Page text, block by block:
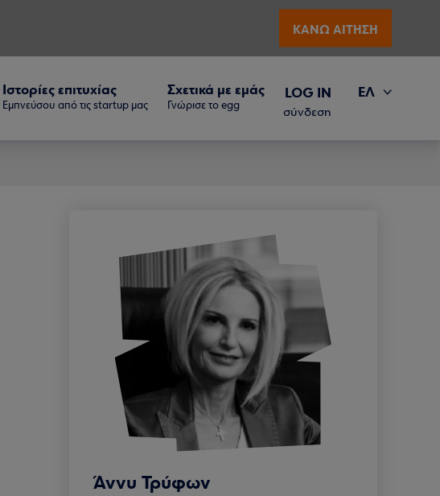
ΚΑΝΩ ΑΙΤΗΣΗ
Ιστορίες επιτυχίας
Εμπνεύσου από τις startup μας
Σχετικά με εμάς
Γνώρισε το egg
LOG IN
σύνδεση
ΕΛ
Άννυ Τρύφων